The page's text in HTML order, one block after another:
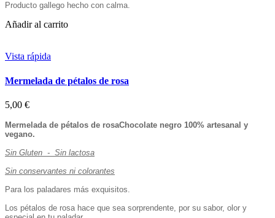
Producto gallego hecho con calma.
Añadir al carrito
Vista rápida
Mermelada de pétalos de rosa
5,00 €
Mermelada de pétalos de rosaChocolate negro 100% artesanal y
vegano.
Sin Gluten - Sin lactosa
Sin conservantes ni colorantes
Para los paladares más exquisitos.
Los pétalos de rosa hace que sea sorprendente, por su sabor, olor y